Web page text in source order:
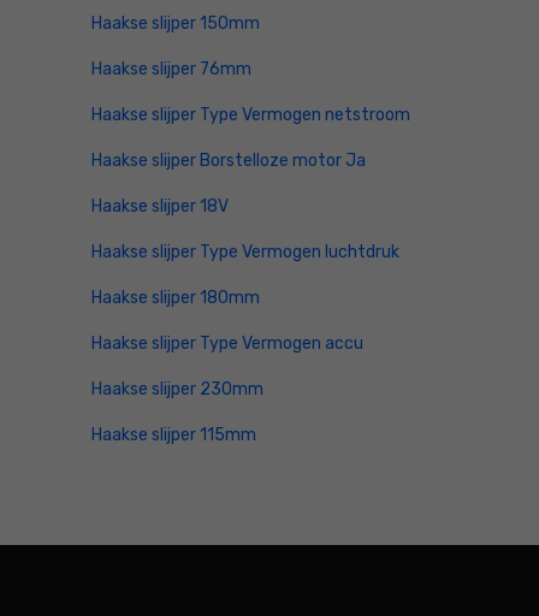
Haakse slijper 150mm
Haakse slijper 76mm
Haakse slijper Type Vermogen netstroom
Haakse slijper Borstelloze motor Ja
Haakse slijper 18V
Haakse slijper Type Vermogen luchtdruk
Haakse slijper 180mm
Haakse slijper Type Vermogen accu
Haakse slijper 230mm
Haakse slijper 115mm